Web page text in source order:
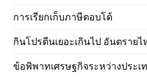
การเรียกเก็บภาษีตอบโต้
กินโปรตีนเยอะเกินไป อันตรายไ
ข้อพิพาทเศรษฐกิจระหว่างประเ